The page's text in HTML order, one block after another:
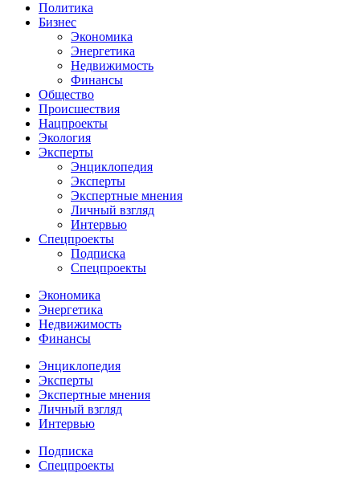
Политика
Бизнес
Экономика
Энергетика
Недвижимость
Финансы
Общество
Происшествия
Нацпроекты
Экология
Эксперты
Энциклопедия
Эксперты
Экспертные мнения
Личный взгляд
Интервью
Спецпроекты
Подписка
Спецпроекты
Экономика
Энергетика
Недвижимость
Финансы
Энциклопедия
Эксперты
Экспертные мнения
Личный взгляд
Интервью
Подписка
Спецпроекты